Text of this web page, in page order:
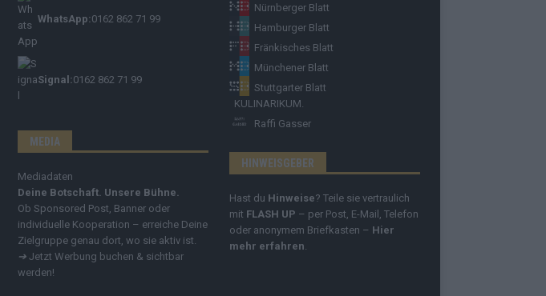
WhatsApp:0162 862 71 99
Signal:0162 862 71 99
MEDIA
Mediadaten
Deine Botschaft. Unsere Bühne.
Ob Sponsored Post, Banner oder
individuelle Kooperation – erreiche Deine
Zielgruppe genau dort, wo sie aktiv ist.
➔ Jetzt Werbung buchen & sichtbar
werden!
Nürnberger Blatt
Hamburger Blatt
Fränkisches Blatt
Münchener Blatt
Stuttgarter Blatt
KULINARIKUM.
Raffi Gasser
HINWEISGEBER
Hast du Hinweise? Teile sie vertraulich
mit FLASH UP – per Post, E-Mail, Telefon
oder anonymem Briefkasten – Hier
mehr erfahren